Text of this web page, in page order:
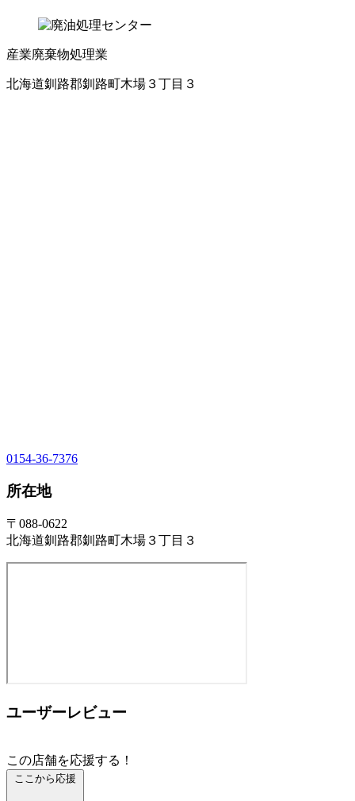
産業廃棄物処理業
北海道釧路郡釧路町木場３丁目３
0154-36-7376
所在地
〒088-0622
北海道釧路郡釧路町木場３丁目３
ユーザーレビュー
この店舗を応援する！
ここから応援